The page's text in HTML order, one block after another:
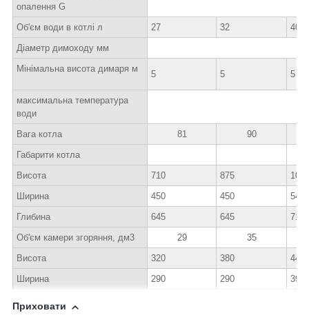
опалення G
Об'єм води в котлі л 27 32
40
Діаметр димоходу мм
Мінімальна висота димаря м
5 5 5
максимальна температура
води
Вага котла 81
90
Габарити котла
Висота
710 875
1020
Ширина
450 450
547
Глибина
645 645
715
Об'єм камери згоряння, дм3 29
35
Висота
320 380
440
Ширина
290 290 390
Приховати